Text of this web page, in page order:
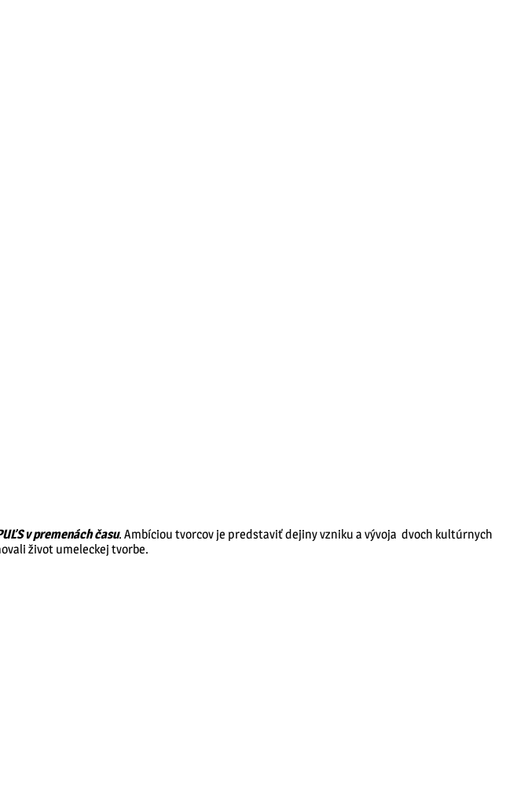
v premenách času. Ambíciou tvorcov je predstaviť dejiny vzniku a vývoja dvoch kultúrnych
život umeleckej tvorbe.